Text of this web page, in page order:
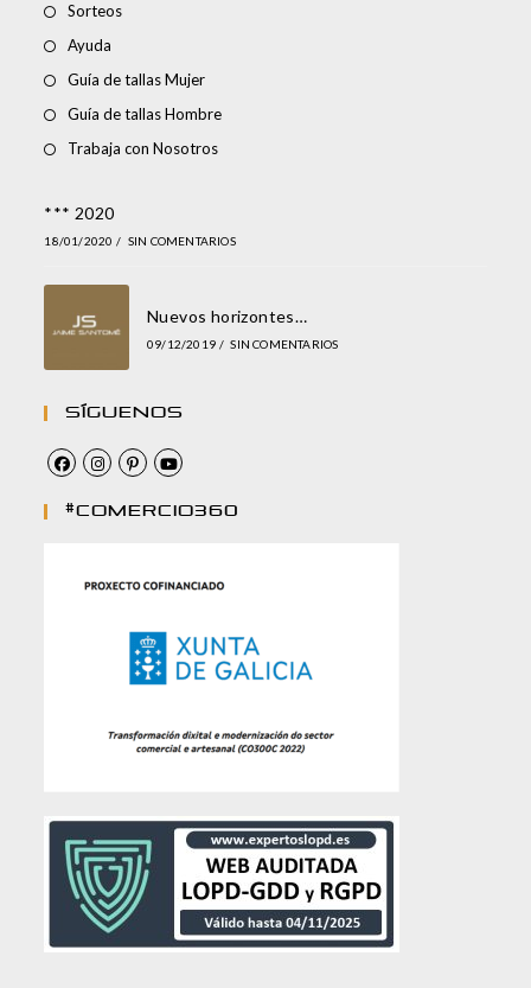
Sorteos
Ayuda
Guía de tallas Mujer
Guía de tallas Hombre
Trabaja con Nosotros
*** 2020
18/01/2020 / SIN COMENTARIOS
Nuevos horizontes…
09/12/2019 / SIN COMENTARIOS
Síguenos
#comercio360